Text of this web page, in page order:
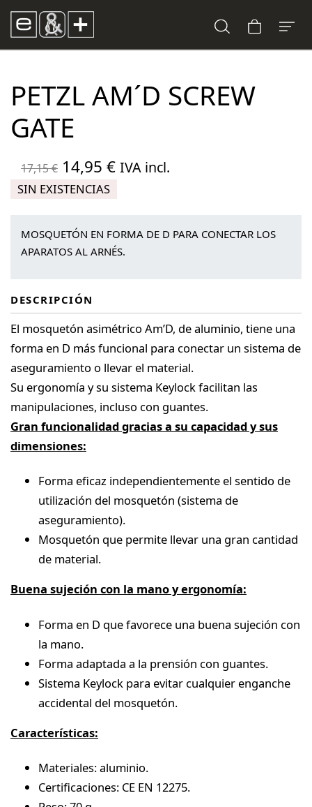
PETZL AM´D SCREW
GATE
17,15€ El
precio
era:
17,15 €.
14,95 €El
es:
14,95 €.
IVA incl.
SIN EXISTENCIAS
MOSQUETÓN EN FORMA DE D PARA CONECTAR LOS
APARATOS AL ARNÉS.
DESCRIPCIÓN
El mosquetón asimétrico Am’D, de aluminio, tiene una
forma en D más funcional para conectar un sistema de
aseguramiento o llevar el material.
Su ergonomía y su sistema Keylock facilitan las
manipulaciones, incluso con guantes.
Gran funcionalidad gracias a su capacidad y sus
dimensiones:
Forma eficaz independientemente el sentido de
utilización del mosquetón (sistema de
aseguramiento).
Mosquetón que permite llevar una gran cantidad
de material.
Buena sujeción con la mano y ergonomía:
Forma en D que favorece una buena sujeción con
la mano.
Forma adaptada a la prensión con guantes.
Sistema Keylock para evitar cualquier enganche
accidental del mosquetón.
Características:
Materiales: aluminio.
Certificaciones: CE EN 12275.